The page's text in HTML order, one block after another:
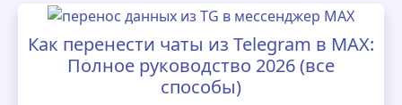
Как перенести чаты из Telegram в MAX:
Полное руководство 2026 (все
способы)